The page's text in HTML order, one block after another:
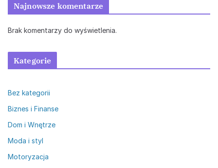
Najnowsze komentarze
Brak komentarzy do wyświetlenia.
Kategorie
Bez kategorii
Biznes i Finanse
Dom i Wnętrze
Moda i styl
Motoryzacja